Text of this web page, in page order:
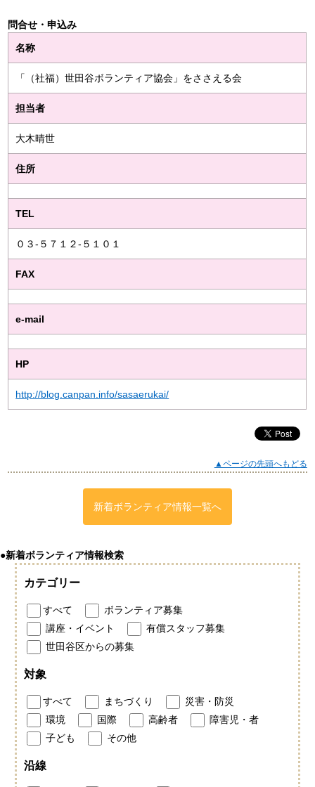
問合せ・申込み
名称
「（社福）世田谷ボランティア協会」をささえる会
担当者
大木晴世
住所
TEL
０３-５７１２-５１０１
FAX
e-mail
HP
http://blog.canpan.info/sasaerukai/
▲ページの先頭へもどる
新着ボランティア情報一覧へ
●新着ボランティア情報検索
カテゴリー
すべて
ボランティア募集
講座・イベント
有償スタッフ募集
世田谷区からの募集
対象
すべて まちづくり
災害・防災
環境
国際 高齢者
障害児・者
子ども
その他
沿線